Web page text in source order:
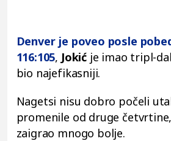
Denver je poveo posle
116:105, Jokić je imao tripl-
bio najefikasniji.
Nagetsi nisu dobro počeli
promenile od druge
zaigrao mnogo bolje.